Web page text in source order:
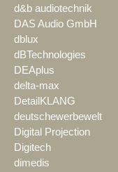
d&b audiotechnik
DAS Audio GmbH
dblux
dBTechnologies
DEAplus
delta-max
DetailKLANG
deutschewerbewelt
Digital Projection
Digitech
dimedis